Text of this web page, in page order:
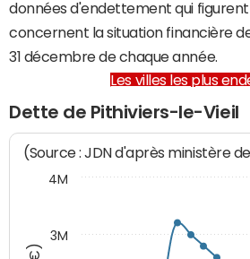
données d'endettement qui
concernent la situation financière
31 décembre de chaque année.
Les villes les plus
Dette de Pithiviers-le-Vieil
(Source : JDN d'après ministère
3M
4M